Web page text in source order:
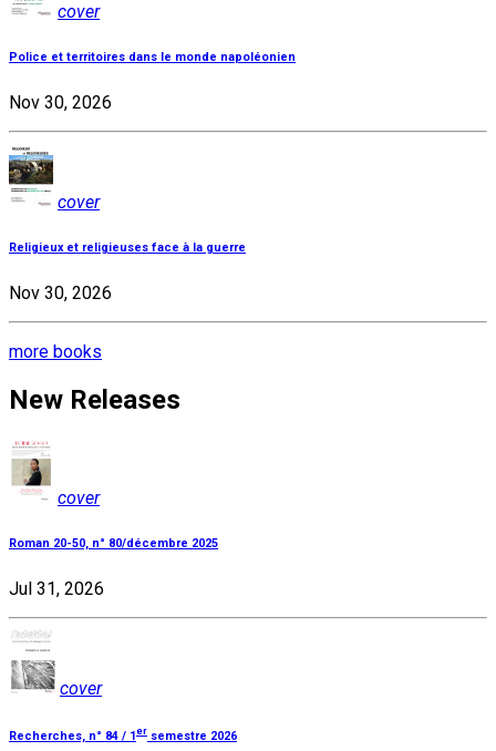
cover
Police et territoires dans le monde napoléonien
Nov 30, 2026
cover
Religieux et religieuses face à la guerre
Nov 30, 2026
more books
New Releases
cover
Roman 20-50, n° 80/décembre 2025
Jul 31, 2026
cover
Recherches, n° 84 / 1er semestre 2026